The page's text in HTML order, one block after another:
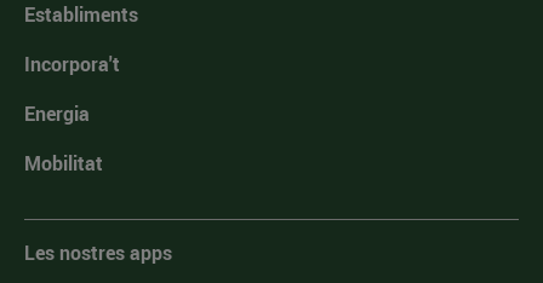
Establiments
Incorpora't
Energia
Mobilitat
Les nostres apps